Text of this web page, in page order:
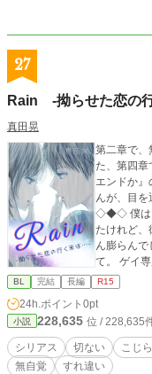
27
Rain -拗らせた恋の
真田晃
第二章で、
た、第四章
エンドか
んが、目を
◇◆◇ 僕は、大空(ソラ)が、好きだった── 大空には彼女がい
たけれど
ん膨らんでしまい…… この気
て。 ゲイ
に、ネットを
る日──大
話をしているの
『ミキ』さ
その翌日の放
ら…… ＊＊＊ こじらせ男子が、性や恋、愛に翻弄されつつも
BL 完結 長編 R15
24h.ポイント 0pt
小説 228,635 位 / 228,635
シリアス 切ない こじ
無自覚
すれ違い